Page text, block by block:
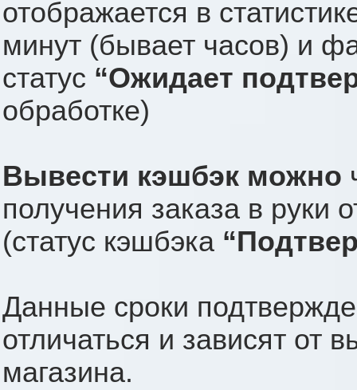
отображается в
минут (бывает часов) и
статус “Ожидает
обработке)
Вывести кэшбэк можно
получения заказа в руки
(статус кэшбэка
Данные сроки
отличаться и зависят от
магазина.